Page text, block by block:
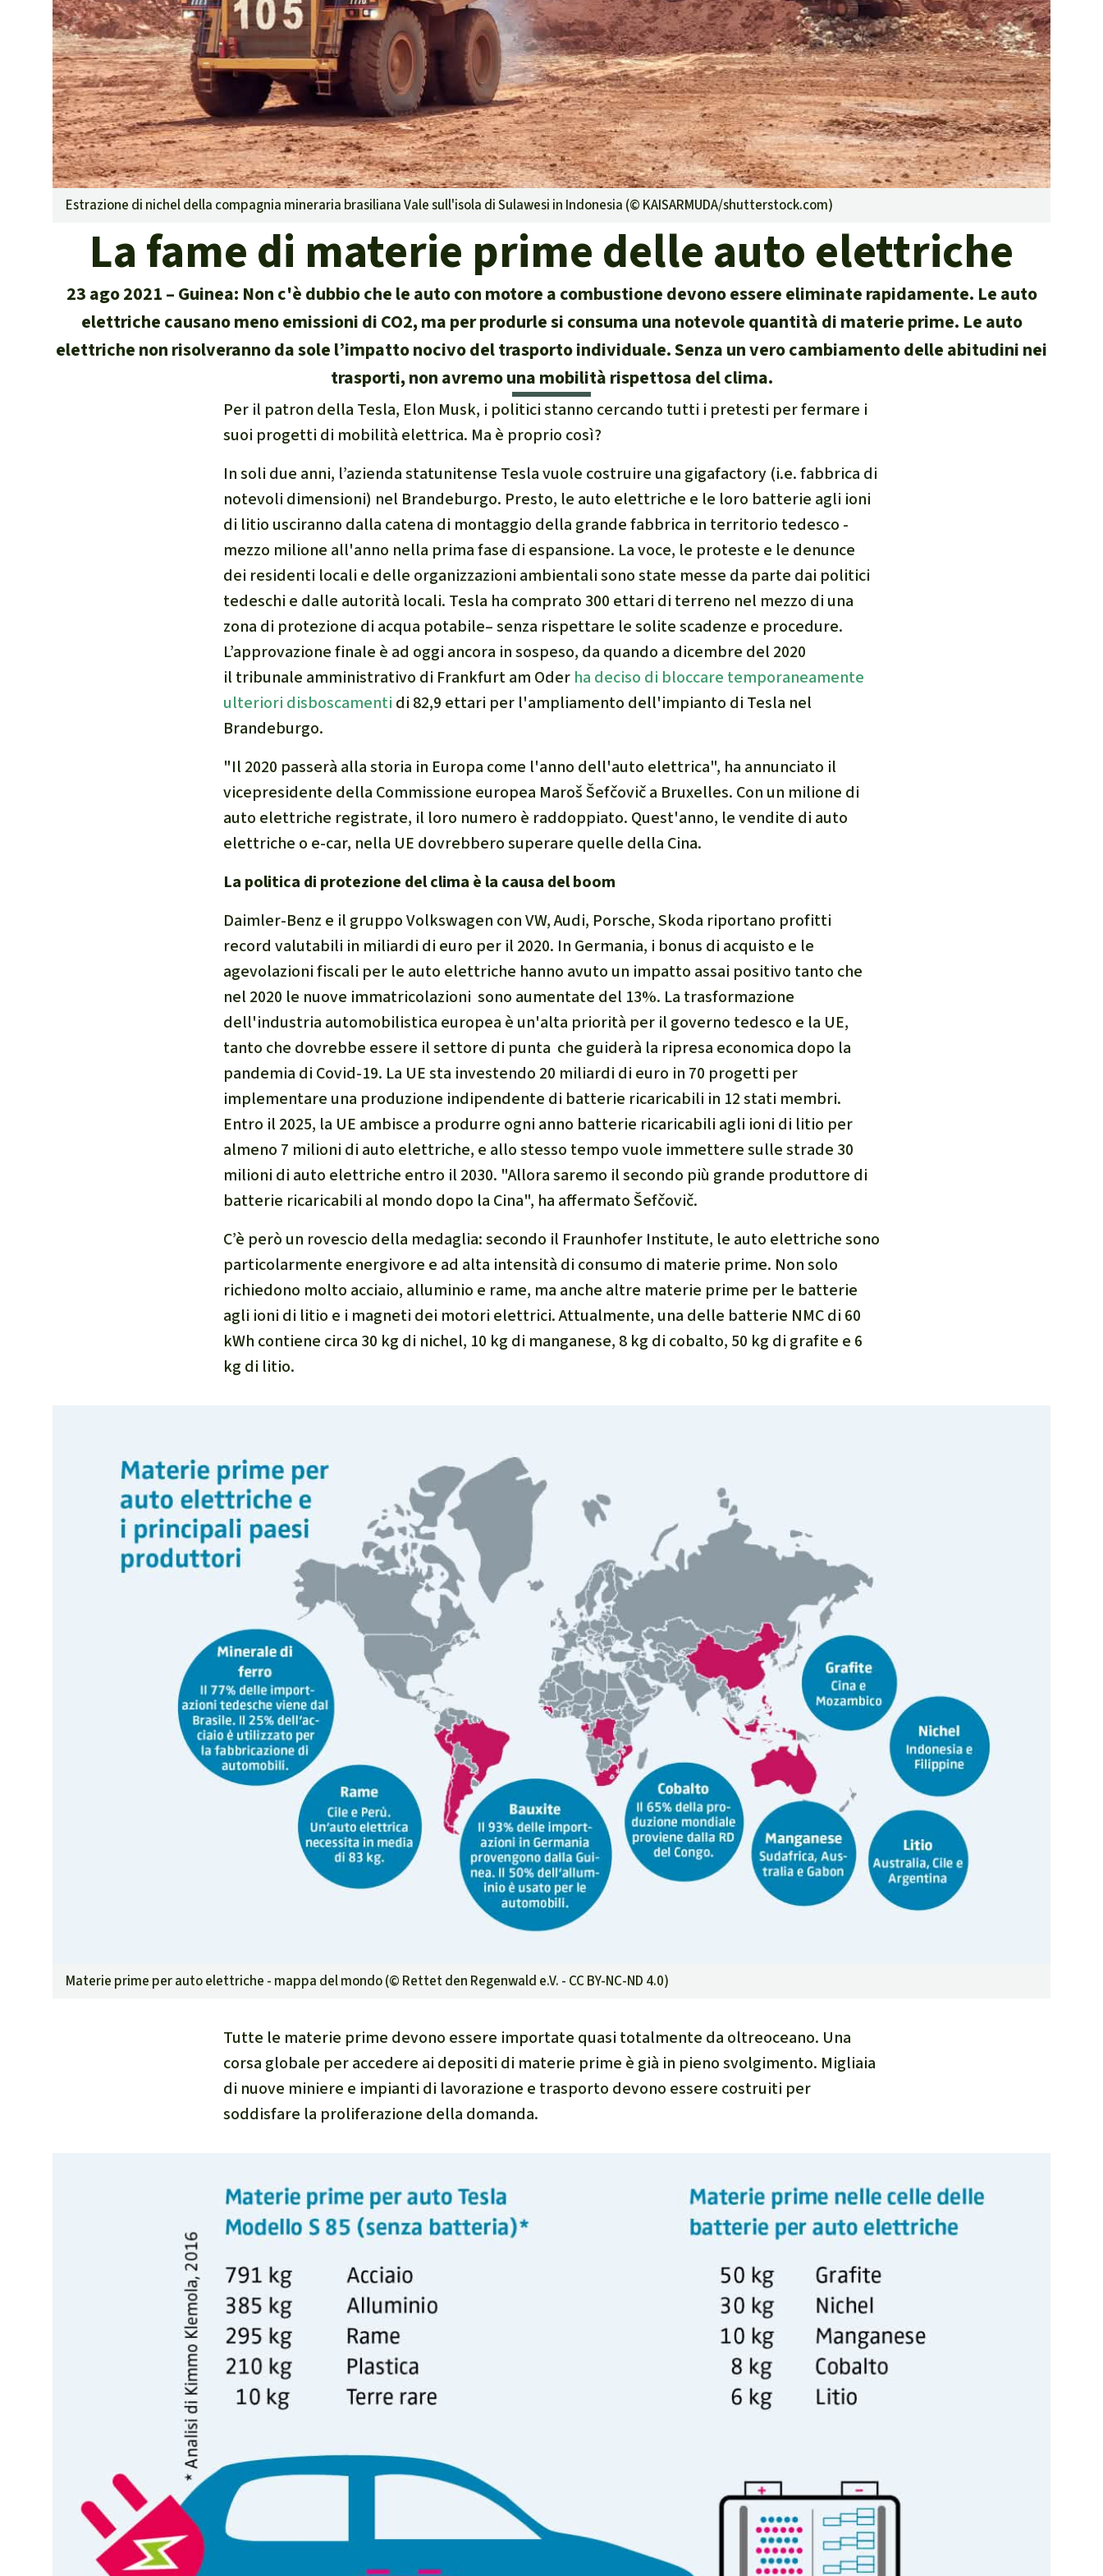
Landgrabbing
Difensori e Difensore
MDL
Soia
Chimalapas
Incendi
Domande e risposte
Alluminio
Criminalità ambientale,
Amazzonia
Problemi della certificazione
Yasuní
Chaco
Domande e risposte
Commercio e traffico
internazionale di fauna e flora
selvatiche
Clima
Documento di sintesi sul clima
Miniere
CPLI
Nestlé
Pandemia e ambientalismo
Cambiamento climatico
contrastare gli incendi
forestali
Contribuisci
Estrazione di nichel della compagnia mineraria brasiliana Vale sull'isola di Sulawesi in Indonesia (© KAISARMUDA/shutterstock.com)
La fame di materie prime delle auto elettriche
23 ago 2021
Guinea: Non c'è dubbio che le auto con motore a combustione devono essere eliminate rapidamente. Le auto
elettriche causano meno emissioni di CO2, ma per produrle si consuma una notevole quantità di materie prime. Le auto
elettriche non risolveranno da sole l’impatto nocivo del trasporto individuale. Senza un vero cambiamento delle abitudini nei
trasporti, non avremo una mobilità rispettosa del clima.
Per il patron della Tesla, Elon Musk, i politici stanno cercando tutti i pretesti per fermare i
suoi progetti di mobilità elettrica. Ma è proprio così?
In soli due anni, l’azienda statunitense Tesla vuole costruire una gigafactory (i.e. fabbrica di
notevoli dimensioni) nel Brandeburgo. Presto, le auto elettriche e le loro batterie agli ioni
di litio usciranno dalla catena di montaggio della grande fabbrica in territorio tedesco -
mezzo milione all'anno nella prima fase di espansione. La voce, le proteste e le denunce
dei residenti locali e delle organizzazioni ambientali sono state messe da parte dai politici
tedeschi e dalle autorità locali. Tesla ha comprato 300 ettari di terreno nel mezzo di una
zona di protezione di acqua potabile– senza rispettare le solite scadenze e procedure.
L’approvazione finale è ad oggi ancora in sospeso, da quando a dicembre del 2020
il tribunale amministrativo di Frankfurt am Oder ha deciso di bloccare temporaneamente
ulteriori disboscamenti di 82,9 ettari per l'ampliamento dell'impianto di Tesla nel
Brandeburgo.
"Il 2020 passerà alla storia in Europa come l'anno dell'auto elettrica", ha annunciato il
vicepresidente della Commissione europea Maroš Šefčovič a Bruxelles. Con un milione di
auto elettriche registrate, il loro numero è raddoppiato. Quest'anno, le vendite di auto
elettriche o e-car, nella UE dovrebbero superare quelle della Cina.
La politica di protezione del clima è la causa del boom
Daimler-Benz e il gruppo Volkswagen con VW, Audi, Porsche, Skoda riportano profitti
record valutabili in miliardi di euro per il 2020. In Germania, i bonus di acquisto e le
agevolazioni fiscali per le auto elettriche hanno avuto un impatto assai positivo tanto che
nel 2020 le nuove immatricolazioni sono aumentate del 13%. La trasformazione
dell'industria automobilistica europea è un'alta priorità per il governo tedesco e la UE,
tanto che dovrebbe essere il settore di punta che guiderà la ripresa economica dopo la
pandemia di Covid-19. La UE sta investendo 20 miliardi di euro in 70 progetti per
implementare una produzione indipendente di batterie ricaricabili in 12 stati membri.
Entro il 2025, la UE ambisce a produrre ogni anno batterie ricaricabili agli ioni di litio per
almeno 7 milioni di auto elettriche, e allo stesso tempo vuole immettere sulle strade 30
milioni di auto elettriche entro il 2030. "Allora saremo il secondo più grande produttore di
batterie ricaricabili al mondo dopo la Cina", ha affermato Šefčovič.
C’è però un rovescio della medaglia: secondo il Fraunhofer Institute, le auto elettriche sono
particolarmente energivore e ad alta intensità di consumo di materie prime. Non solo
richiedono molto acciaio, alluminio e rame, ma anche altre materie prime per le batterie
agli ioni di litio e i magneti dei motori elettrici. Attualmente, una delle batterie NMC di 60
kWh contiene circa 30 kg di nichel, 10 kg di manganese, 8 kg di cobalto, 50 kg di grafite e 6
kg di litio.
Materie prime per auto elettriche - mappa del mondo (© Rettet den Regenwald e.V. - CC BY-NC-ND 4.0)
Tutte le materie prime devono essere importate quasi totalmente da oltreoceano. Una
corsa globale per accedere ai depositi di materie prime è già in pieno svolgimento. Migliaia
di nuove miniere e impianti di lavorazione e trasporto devono essere costruiti per
soddisfare la proliferazione della domanda.